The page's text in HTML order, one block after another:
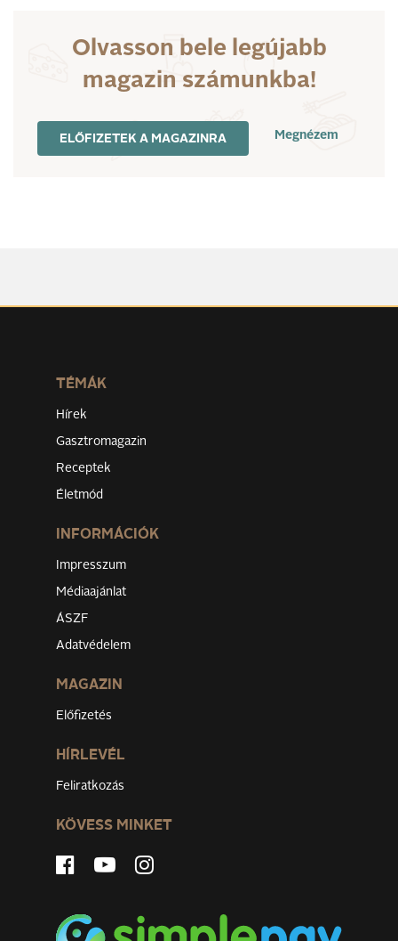
Olvasson bele legújabb
magazin számunkba!
ELŐFIZETEK A MAGAZINRA Megnézem
TÉMÁK
Hírek
Gasztromagazin
Receptek
Életmód
INFORMÁCIÓK
Impresszum
Médiaajánlat
ÁSZF
Adatvédelem
MAGAZIN
Előfizetés
HÍRLEVÉL
Feliratkozás
KÖVESS MINKET